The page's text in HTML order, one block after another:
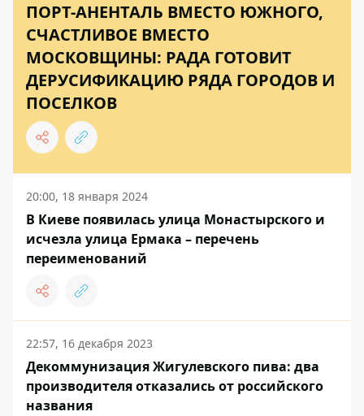
ПОРТ-АНЕНТАЛЬ ВМЕСТО ЮЖНОГО,
СЧАСТЛИВОЕ ВМЕСТО
МОСКОВЩИНЫ: РАДА ГОТОВИТ
ДЕРУСИФИКАЦИЮ РЯДА ГОРОДОВ И
ПОСЕЛКОВ
20:00, 18 января 2024
В Киеве появилась улица Монастырского и
исчезла улица Ермака – перечень
переименований
22:57, 16 декабря 2023
Декоммунизация Жигулевского пива: два
производителя отказались от российского
названия